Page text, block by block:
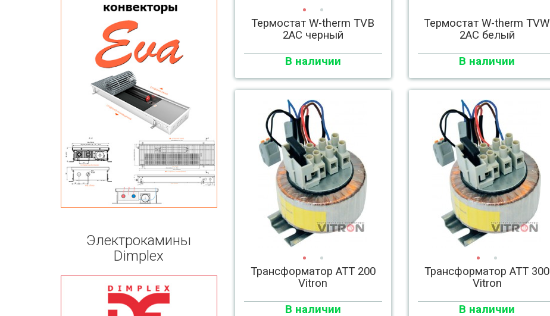
Термостат W-therm TVB
2AC черный
В наличии
Термостат W-therm TVW
2AC белый
В наличии
Трансформатор АТТ 200
Vitron
В наличии
Трансформатор АТТ 300
Vitron
В наличии
Электрокамины
Dimplex